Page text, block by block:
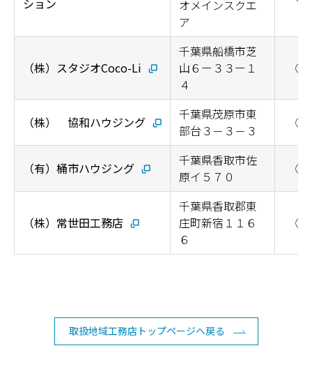
ション
オメインスクエ
ア
（株）スタジオCoco-Li
千葉県船橋市芝
山６ー３３ー１
４
◯
（株） 協和ハウジング
千葉県茂原市東
部台３－３－３
◯
（有）桶市ハウジング
千葉県香取市佐
原イ５７０
◯
（株）常世田工務店
千葉県香取郡東
庄町新宿１１６
６
◯
取扱地域工務店トップページへ戻る